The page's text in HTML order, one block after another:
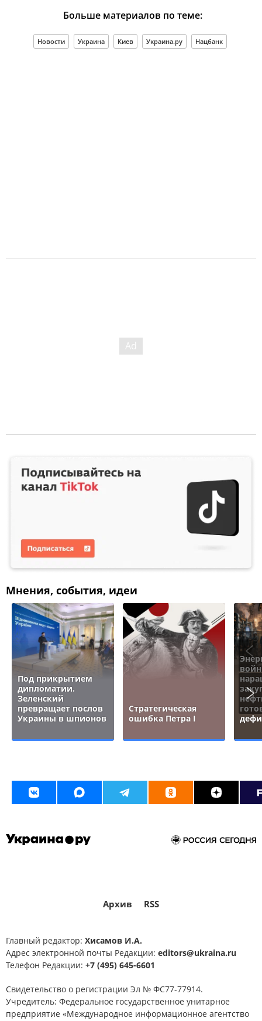
Больше материалов по теме:
Новости Украина Киев Украина.ру Нацбанк
Мнения, события, идеи
Под прикрытием
дипломатии.
Зеленский
превращает послов
Украины в шпионов
Стратегическая
ошибка Петра I
Архив RSS
Главный редактор: Хисамов И.А.
Адрес электронной почты Редакции: editors@ukraina.ru
Телефон Редакции: +7 (495) 645-6601
Свидетельство о регистрации Эл № ФС77-77914.
Учредитель: Федеральное государственное унитарное
предприятие «Международное информационное агентство